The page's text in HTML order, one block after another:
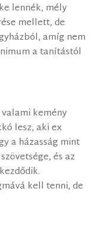
lennék, mély
mellett, de
amíg nem
a tanítástól
kemény
lesz, aki ex
a házasság mint
és az
kell tenni, de